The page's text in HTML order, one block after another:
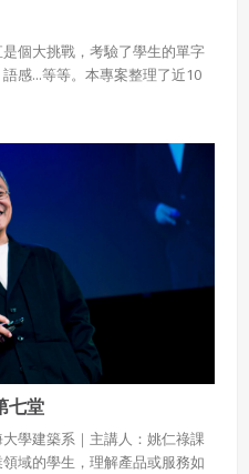
個大挑戰，考驗了學生的單字
感...等等。本專案整理了近10
供翻譯技巧、文法解析、字彙
幫助!
七堂
學建築系｜主講人：姚仁祿課
域的學生，理解產品或服務如
會員不得予以破解、破壞或
系統公司定之並按月收取。
整費用。
作權，但會員同意吉寶系統
償使用，包括再授權之權
。
統時創作、上傳或張貼的著
授權。
公司遭追訴、請求或求償
員，必要時本系統得移除爭
負擔吉寶系統公司因此所生
損失。